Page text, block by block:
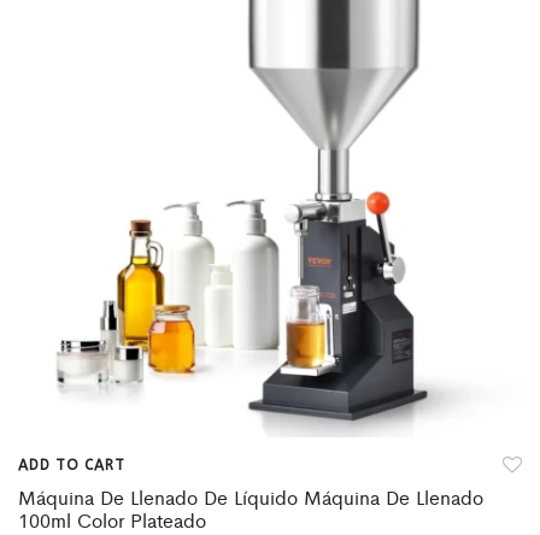
ADD TO CART
Máquina De Llenado De Líquido Máquina De Llenado
100ml Color Plateado